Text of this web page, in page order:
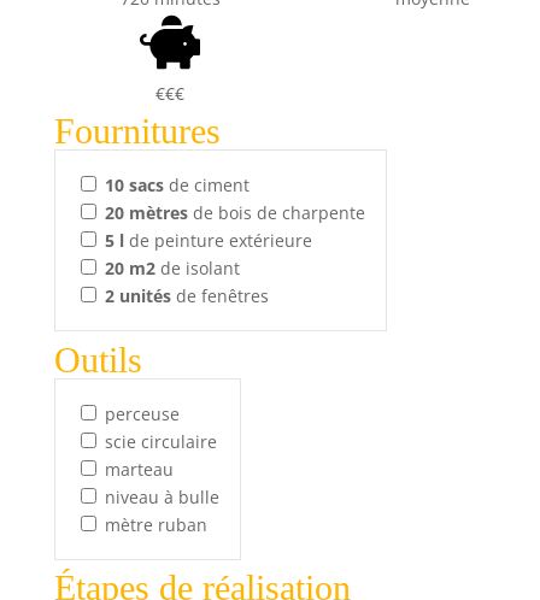
€€€
Fournitures
10 sacsde ciment
20 mètresde bois de charpente
5 lde peinture extérieure
20 m2de isolant
2 unitésde fenêtres
Outils
perceuse
scie circulaire
marteau
niveau à bulle
mètre ruban
Étapes de réalisation